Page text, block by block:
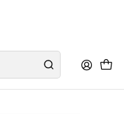
de la tienda física.
y espere nuestra
Húmedo
Lata
70 g